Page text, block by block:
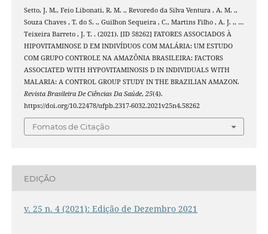
Setto, J. M., Feio Libonati, R. M. ., Revoredo da Silva Ventura , A. M. .,
Souza Chaves , T. do S. ., Guilhon Sequeira , C., Martins Filho , A. J. ., …
Teixeira Barreto , J. T. . (2021). [ID 58262] FATORES ASSOCIADOS À
HIPOVITAMINOSE D EM INDIVÍDUOS COM MALÁRIA: UM ESTUDO
COM GRUPO CONTROLE NA AMAZÔNIA BRASILEIRA: FACTORS
ASSOCIATED WITH HYPOVITAMINOSIS D IN INDIVIDUALS WITH
MALARIA: A CONTROL GROUP STUDY IN THE BRAZILIAN AMAZON.
Revista Brasileira De Ciências Da Saúde, 25(4).
https://doi.org/10.22478/ufpb.2317-6032.2021v25n4.58262
Fomatos de Citação
EDIÇÃO
v. 25 n. 4 (2021): Edição de Dezembro 2021